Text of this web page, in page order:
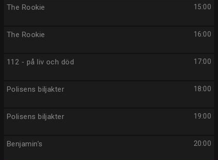
15:00
The Rookie
16:00
The Rookie
17:00
112 - på liv och död
18:00
Polisens biljakter
19:00
Polisens biljakter
20:00
Benjamin's